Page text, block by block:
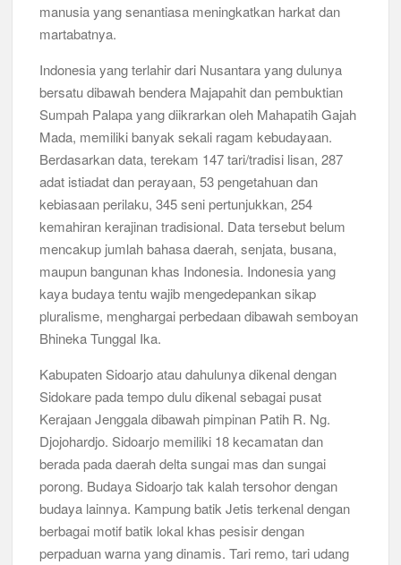
Karena Karakter Tidak Dibentuk di Ruang Nyaman, LT-1
Gelar Musppanitera 2026, Kwarran Taman Cetak Pemimpin
Ajang Kompetensi Antar Ambalan II SMKN 2 Buduran 2026
Diwarnai Penampilan Tari Kreasi Berselendang
Musran X Kwarran Jabon Jadi Titik Awal Kebangkitan
Pramuka yang Lebih Inovatif dan Progresif
Kerja
manusia yang senantiasa meningkatkan harkat dan
martabatnya.
Indonesia yang terlahir dari Nusantara yang dulunya
bersatu dibawah bendera Majapahit dan pembuktian
Sumpah Palapa yang diikrarkan oleh Mahapatih Gajah
Mada, memiliki banyak sekali ragam kebudayaan.
Berdasarkan data, terekam 147 tari/tradisi lisan, 287
adat istiadat dan perayaan, 53 pengetahuan dan
kebiasaan perilaku, 345 seni pertunjukkan, 254
kemahiran kerajinan tradisional. Data tersebut belum
mencakup jumlah bahasa daerah, senjata, busana,
maupun bangunan khas Indonesia. Indonesia yang
kaya budaya tentu wajib mengedepankan sikap
pluralisme, menghargai perbedaan dibawah semboyan
Bhineka Tunggal Ika.
Kabupaten Sidoarjo atau dahulunya dikenal dengan
Sidokare pada tempo dulu dikenal sebagai pusat
Kerajaan Jenggala dibawah pimpinan Patih R. Ng.
Djojohardjo. Sidoarjo memiliki 18 kecamatan dan
berada pada daerah delta sungai mas dan sungai
porong. Budaya Sidoarjo tak kalah tersohor dengan
budaya lainnya. Kampung batik Jetis terkenal dengan
berbagai motif batik lokal khas pesisir dengan
perpaduan warna yang dinamis. Tari remo, tari udang